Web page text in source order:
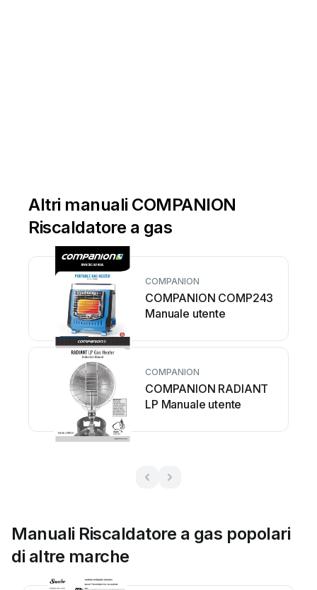
Altri manuali COMPANION
Riscaldatore a gas
COMPANION
COMPANION COMP243
Manuale utente
COMPANION
COMPANION RADIANT
LP Manuale utente
Manuali Riscaldatore a gas popolari
di altre marche